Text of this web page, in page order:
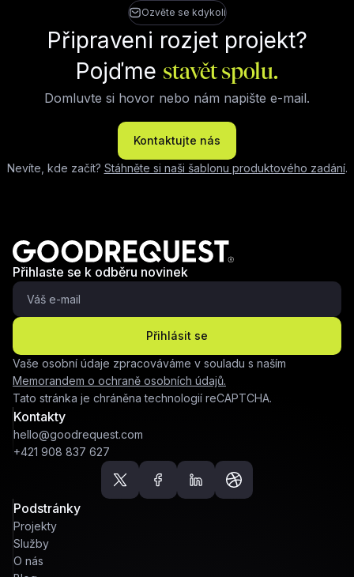
Ozvěte se kdykoli
Připraveni rozjet projekt?
Pojďmestavět spolu.
Domluvte si hovor nebo nám napište e-mail.
Kontaktujte nás
Nevíte, kde začít? Stáhněte si naši šablonu produktového zadání.
Přihlaste se k odběru novinek
Přihlásit se
Vaše osobní údaje zpracováváme v souladu s naším
Memorandem o ochraně osobních údajů.
Tato stránka je chráněna technologií reCAPTCHA.
Kontakty
hello@goodrequest.com
+421 908 837 627
Podstránky
Projekty
Služby
O nás